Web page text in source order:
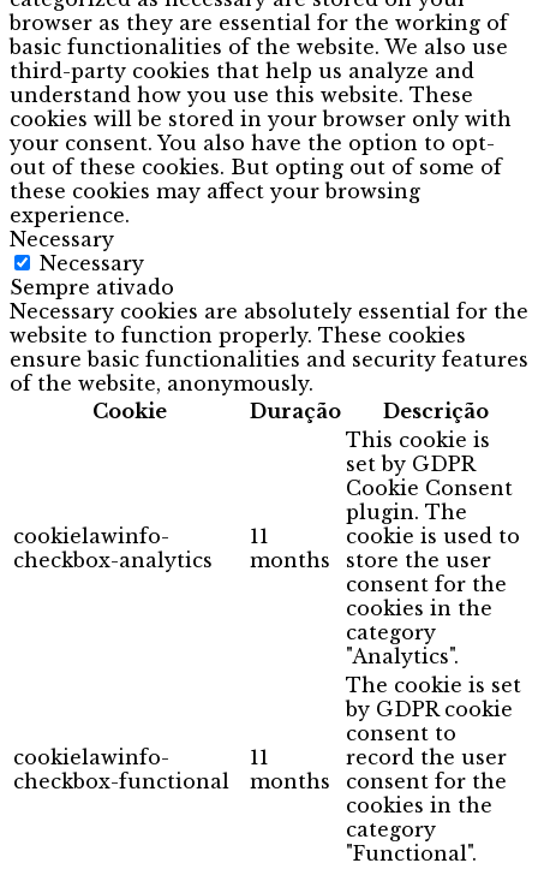
browser as they are essential for the working of
basic functionalities of the website. We also use
third-party cookies that help us analyze and
understand how you use this website. These
cookies will be stored in your browser only with
your consent. You also have the option to opt-
out of these cookies. But opting out of some of
these cookies may affect your browsing
experience.
Necessary
Necessary
Sempre ativado
Necessary cookies are absolutely essential for the
website to function properly. These cookies
ensure basic functionalities and security features
of the website, anonymously.
Cookie
Duração Descrição
cookielawinfo-
checkbox-analytics
11
months
This cookie is
set by GDPR
Cookie Consent
plugin. The
cookie is used to
store the user
consent for the
cookies in the
category
"Analytics".
cookielawinfo-
checkbox-functional
11
months
The cookie is set
by GDPR cookie
consent to
record the user
consent for the
cookies in the
category
"Functional".